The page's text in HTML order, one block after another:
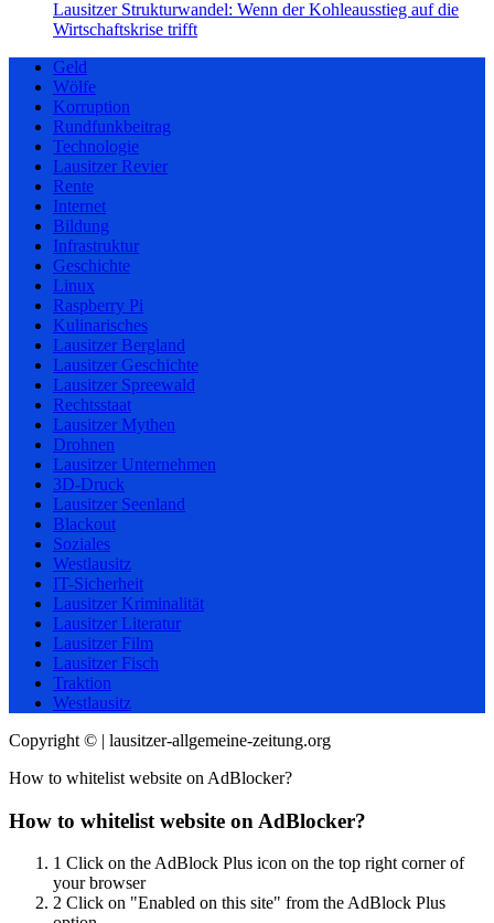
Lausitzer Strukturwandel: Wenn der Kohleausstieg auf die
Wirtschaftskrise trifft
Geld
Wölfe
Korruption
Rundfunkbeitrag
Technologie
Lausitzer Revier
Rente
Internet
Bildung
Infrastruktur
Geschichte
Linux
Raspberry Pi
Kulinarisches
Lausitzer Bergland
Lausitzer Geschichte
Lausitzer Spreewald
Rechtsstaat
Lausitzer Mythen
Drohnen
Lausitzer Unternehmen
3D-Druck
Lausitzer Seenland
Blackout
Soziales
Westlausitz
IT-Sicherheit
Lausitzer Kriminalität
Lausitzer Literatur
Lausitzer Film
Lausitzer Fisch
Traktion
Westlausitz
Copyright © | lausitzer-allgemeine-zeitung.org
How to whitelist website on AdBlocker?
How to whitelist website on AdBlocker?
1 Click on the AdBlock Plus icon on the top right corner of
your browser
2 Click on "Enabled on this site" from the AdBlock Plus